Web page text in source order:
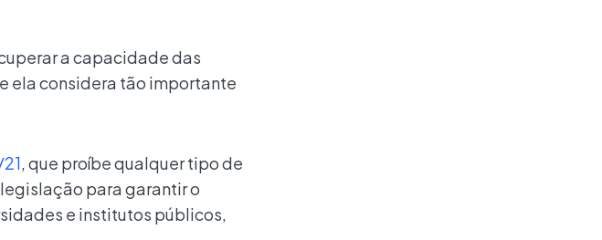
a capacidade das
ela considera tão importante
, que proíbe qualquer tipo de
para garantir o
e institutos públicos,